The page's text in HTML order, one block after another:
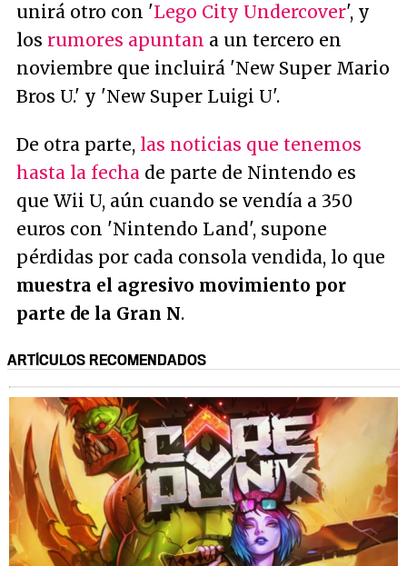
unirá otro con 'Lego City Undercover', y
los rumores apuntan a un tercero en
noviembre que incluirá 'New Super Mario
Bros U.' y 'New Super Luigi U'.
De otra parte, las noticias que tenemos
hasta la fecha de parte de Nintendo es
que Wii U, aún cuando se vendía a 350
euros con 'Nintendo Land', supone
pérdidas por cada consola vendida, lo que
muestra el agresivo movimiento por
parte de la Gran N.
ARTÍCULOS RECOMENDADOS